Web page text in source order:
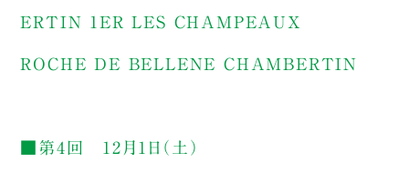
ERTIN 1ER LES CHAMPEAUX
ROCHE DE BELLENE CHAMBERTIN
■第4回 12月1日（土）